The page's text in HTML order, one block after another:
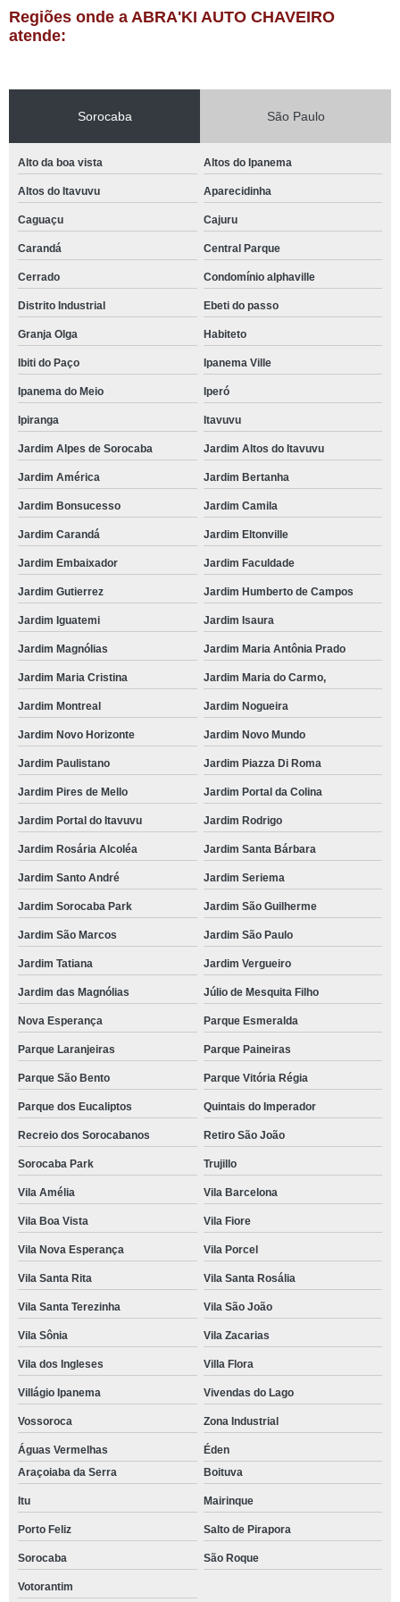
Regiões onde a ABRA'KI AUTO CHAVEIRO
atende:
Sorocaba São Paulo
Alto da boa vista Altos do Ipanema
Altos do Itavuvu Aparecidinha
Caguaçu Cajuru
Carandá Central Parque
Cerrado Condomínio alphaville
Distrito Industrial Ebeti do passo
Granja Olga Habiteto
Ibiti do Paço Ipanema Ville
Ipanema do Meio Iperó
Ipiranga Itavuvu
Jardim Alpes de Sorocaba Jardim Altos do Itavuvu
Jardim América Jardim Bertanha
Jardim Bonsucesso Jardim Camila
Jardim Carandá Jardim Eltonville
Jardim Embaixador Jardim Faculdade
Jardim Gutierrez Jardim Humberto de Campos
Jardim Iguatemi Jardim Isaura
Jardim Magnólias Jardim Maria Antônia Prado
Jardim Maria Cristina Jardim Maria do Carmo,
Jardim Montreal Jardim Nogueira
Jardim Novo Horizonte Jardim Novo Mundo
Jardim Paulistano Jardim Piazza Di Roma
Jardim Pires de Mello Jardim Portal da Colina
Jardim Portal do Itavuvu Jardim Rodrigo
Jardim Rosária Alcoléa Jardim Santa Bárbara
Jardim Santo André Jardim Seriema
Jardim Sorocaba Park Jardim São Guilherme
Jardim São Marcos Jardim São Paulo
Jardim Tatiana Jardim Vergueiro
Jardim das Magnólias Júlio de Mesquita Filho
Nova Esperança Parque Esmeralda
Parque Laranjeiras Parque Paineiras
Parque São Bento Parque Vitória Régia
Parque dos Eucaliptos Quintais do Imperador
Recreio dos Sorocabanos Retiro São João
Sorocaba Park Trujillo
Vila Amélia Vila Barcelona
Vila Boa Vista Vila Fiore
Vila Nova Esperança Vila Porcel
Vila Santa Rita Vila Santa Rosália
Vila Santa Terezinha Vila São João
Vila Sônia Vila Zacarias
Vila dos Ingleses Villa Flora
Villágio Ipanema Vivendas do Lago
Vossoroca Zona Industrial
Águas Vermelhas
Éden
Araçoiaba da Serra
Boituva
Itu Mairinque
Porto Feliz Salto de Pirapora
Sorocaba São Roque
Votorantim